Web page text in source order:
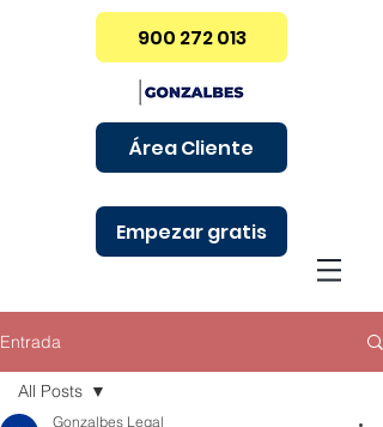
900 272 013
Área Cliente
Empezar gratis
Entrada
All Posts
Gonzalbes Legal